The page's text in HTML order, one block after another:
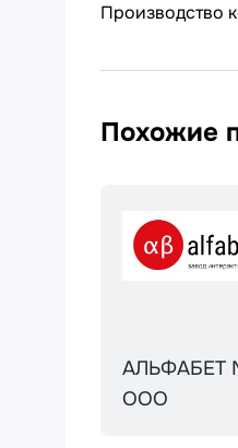
Производство
Похожие
АЛЬФАБЕТ
ООО